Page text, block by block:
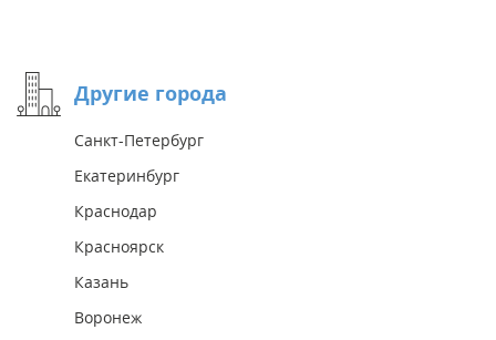
Другие города
Санкт-Петербург
Екатеринбург
Краснодар
Красноярск
Казань
Воронеж